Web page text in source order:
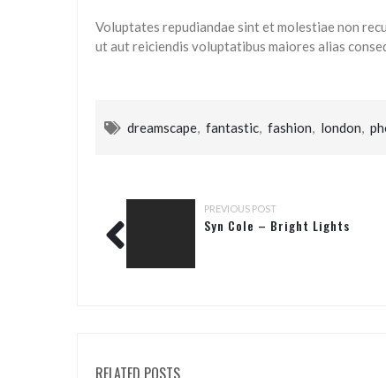
Voluptates repudiandae sint et molestiae non
ut aut reiciendis voluptatibus maiores alias
dreamscape, fantastic, fashion, london,
PREVIOUS POST
Syn Cole – Bright Lights
RELATED POSTS